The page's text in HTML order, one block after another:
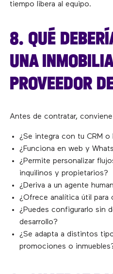
tiempo libera al equipo.
8. QUÉ
UNA
PROVEEDOR
Antes de contratar,
¿Se integra con tu CRM o
¿Funciona en web y
¿Permite personalizar
inquilinos y propietarios?
¿Deriva a un agente
¿Ofrece analítica útil para
¿Puedes configurarlo sin
desarrollo?
¿Se adapta a distintos
promociones o